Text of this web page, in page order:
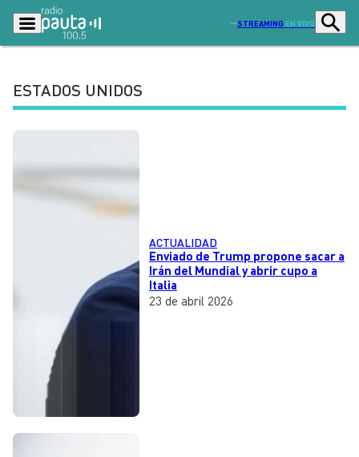
STREAMING EN VIVO
Ciudad
Radio en vivo
Entretención y Cultura Opinión
Dato en Pauta
Contenido Patrocinado
ESTADOS UNIDOS
ACTUALIDAD
Enviado de Trump propone sacar a
Irán del Mundial y abrir cupo a
Italia
23 de abril 2026